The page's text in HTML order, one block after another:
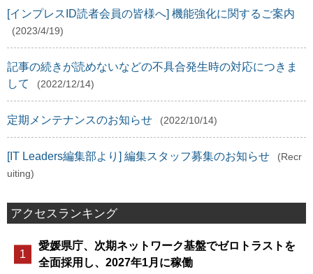
[インプレスID読者会員の皆様へ] 機能強化に関するご案内
(2023/4/19)
記事の続きが読めないなどの不具合発生時の対応につきま
して
(2022/12/14)
定期メンテナンスのお知らせ (2022/10/14)
[IT Leaders編集部より] 編集スタッフ募集のお知らせ
(Recr
uiting)
アクセスランキング
愛媛県庁、次期ネットワーク基盤でゼロトラストを
全面採用し、2027年1月に稼働